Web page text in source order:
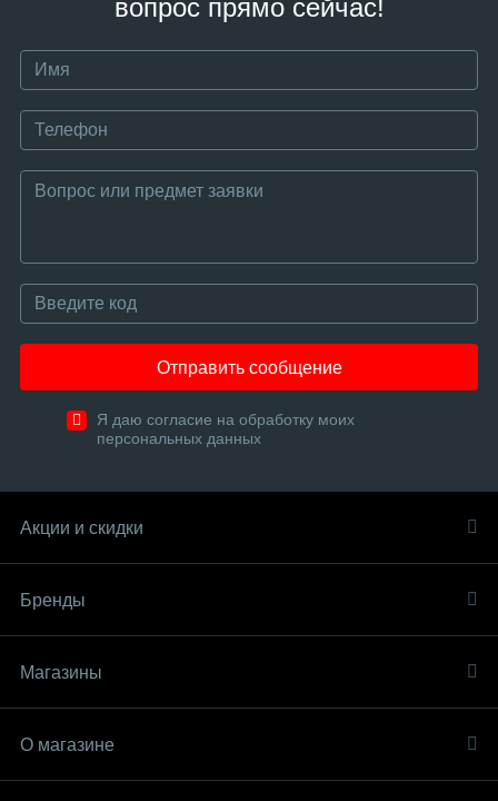
вопрос прямо сейчас!
Отправить сообщение
Я даю согласие на обработку моих
персональных данных
Акции и скидки
Бренды
Магазины
О магазине